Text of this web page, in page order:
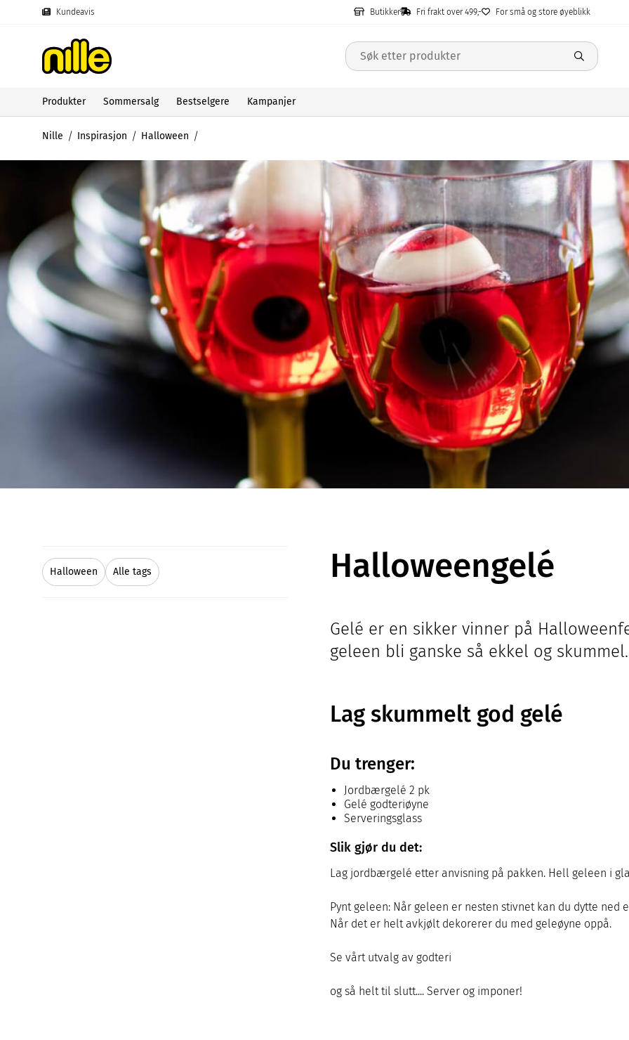
Kundeavis Butikker Fri frakt over 499,- For små og store øyeblikk
Produkter Sommersalg Bestselgere Kampanjer
Nille Inspirasjon Halloween
Halloween Alle tags Halloweengelé
Gelé er en sikker vinner på
geleen bli ganske så ekkel og
Lag skummelt god gelé
Du trenger:
Jordbærgelé 2 pk
Gelé godteriøyne
Serveringsglass
Slik gjør du det:
Lag jordbærgelé etter anvisning på pakken. Hell geleen i
Pynt geleen: Når geleen er nesten stivnet kan du dytte
Når det er helt avkjølt dekorerer du med geleøyne oppå.
Se vårt utvalg av godteri
og så helt til slutt.... Server og imponer!